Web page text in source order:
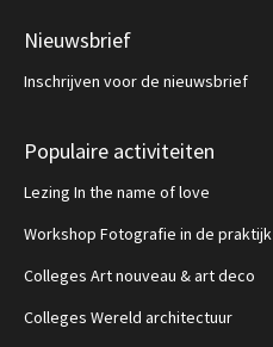
Nieuwsbrief
Inschrijven voor de nieuwsbrief
Populaire activiteiten
Lezing In the name of love
Workshop Fotografie in de praktijk
Colleges Art nouveau & art deco
Colleges Wereld architectuur